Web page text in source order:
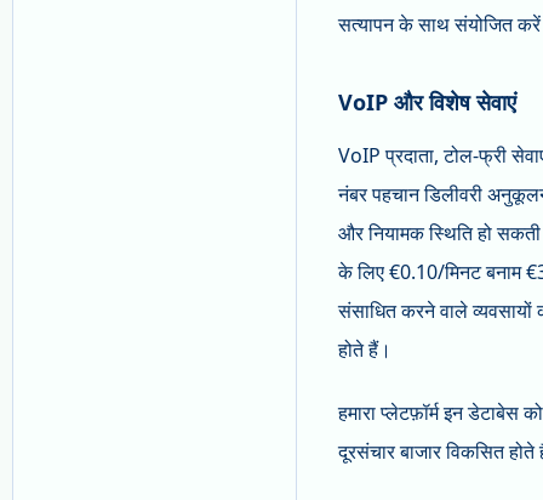
सत्यापन के साथ संयोजित करें
VoIP और विशेष सेवाएं
VoIP प्रदाता, टोल-फ्री
नंबर पहचान डिलीवरी
और नियामक स्थिति हो
के लिए €0.10/मिनट बनाम
संसाधित करने वाले व्यवसायों
होते हैं।
हमारा प्लेटफ़ॉर्म इन डेटाबेस
दूरसंचार बाजार विकसित